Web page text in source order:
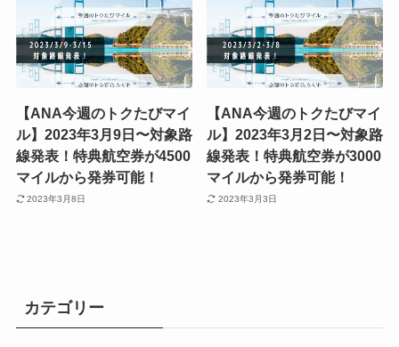
【ANA今週のトクたびマイ
ル】2023年3月9日〜対象路
線発表！特典航空券が4500
マイルから発券可能！
2023年3月8日
【ANA今週のトクたびマイ
ル】2023年3月2日〜対象路
線発表！特典航空券が3000
マイルから発券可能！
2023年3月3日
カテゴリー